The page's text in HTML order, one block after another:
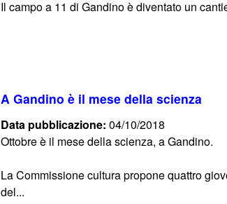
Il campo a 11 di Gandino è diventato un
A Gandino è il mese della scienza
Data pubblicazione:04/10/2018
Ottobre è il mese della scienza, a Gandino.
La Commissione cultura propone quattro
del...